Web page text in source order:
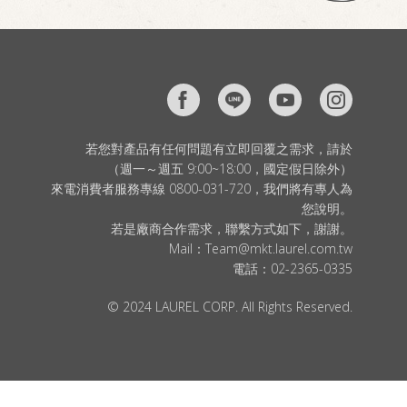
若您對產品有任何問題有立即回覆之需求，請於
（週一～週五 9:00~18:00，國定假日除外）
來電消費者服務專線 0800-031-720，我們將有專人為
您說明。
若是廠商合作需求，聯繫方式如下，謝謝。
Mail： Team@mkt.laurel.com.tw
電話： 02-2365-0335
© 2024 LAUREL CORP. All Rights Reserved.